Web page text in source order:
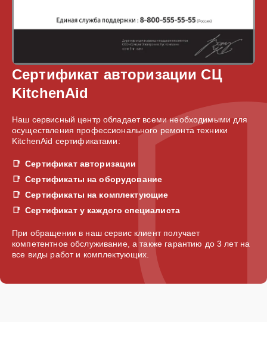
Сертификат авторизации СЦ
KitchenAid
Наш сервисный центр обладает всеми необходимыми для
осуществления профессионального ремонта техники
KitchenAid сертификатами:
Сертификат авторизации
Сертификаты на оборудование
Сертификаты на комплектующие
Сертификат у каждого специалиста
При обращении в наш сервис клиент получает
компетентное обслуживание, а также гарантию до 3 лет на
все виды работ и комплектующих.